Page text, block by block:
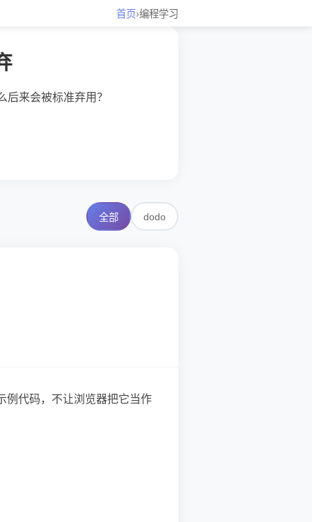
首页›编程学习
来会被标准弃用？
全部 dodo
例代码，不让浏览器把它当作